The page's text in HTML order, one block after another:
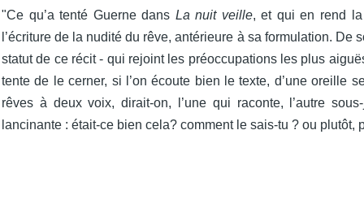
"Ce qu’a tenté Guerne dans La nuit veille, et qui en rend la
l’écriture de la nudité du rêve, antérieure à sa formulation.
statut de ce récit - qui rejoint les préoccupations les plus
tente de le cerner, si l’on écoute bien le texte, d’une oreille
rêves à deux voix, dirait-on, l’une qui raconte, l’autre
lancinante : était-ce bien cela? comment le sais-tu ? ou